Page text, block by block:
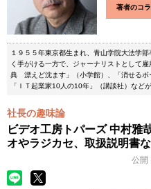
著者のコ
１９５５年東京都生まれ、青山学院大法学
く手がける一方で、ジャーナリストとして
典 漂えど沈ます」（小学館）、「消せるボ
「ＩＴ起業家10人の10年」（講談社）などが
社長の趣味論
ビデオ工房トパーズ 中村雅
オやラジカセ、取扱説明書
公開